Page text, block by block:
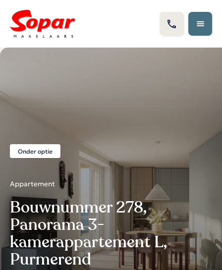
Onder optie
Appartement
Bouwnummer 278,
Panorama 3-
kamerappartement L,
Purmerend